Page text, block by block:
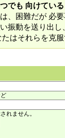
でも 向けてい
、困難だが 必
振動を送り出
はそれらを克
れません。